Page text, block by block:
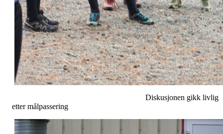
Diskusjonen gikk livlig
etter målpassering